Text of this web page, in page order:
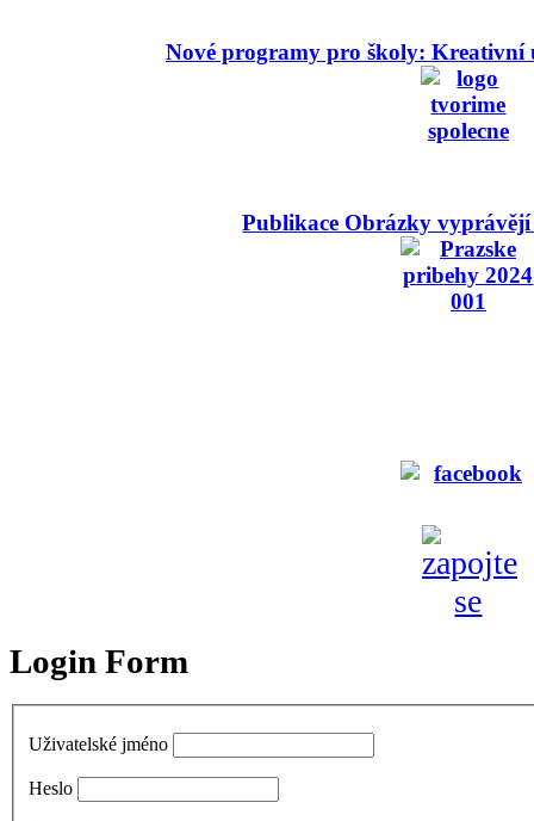
Nové programy pro školy: Kreativní
Publikace Obrázky
Login Form
Uživatelské jméno
Heslo